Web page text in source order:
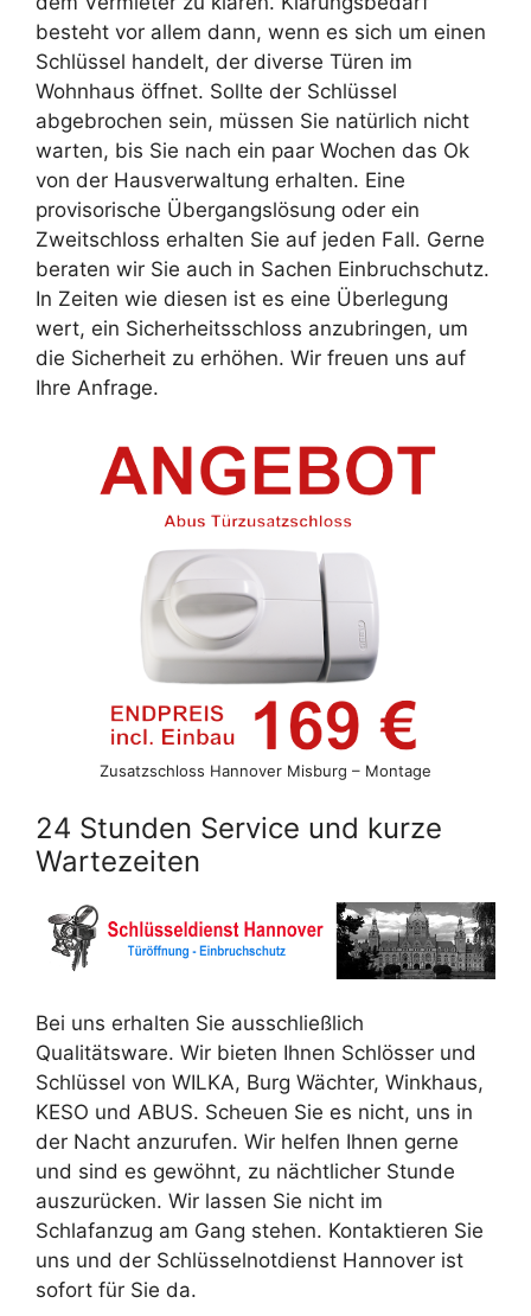
besteht vor allem dann, wenn es sich um einen
Schlüssel handelt, der diverse Türen im
Wohnhaus öffnet. Sollte der Schlüssel
abgebrochen sein, müssen Sie natürlich nicht
warten, bis Sie nach ein paar Wochen das Ok
von der Hausverwaltung erhalten. Eine
provisorische Übergangslösung oder ein
Zweitschloss erhalten Sie auf jeden Fall. Gerne
beraten wir Sie auch in Sachen Einbruchschutz.
In Zeiten wie diesen ist es eine Überlegung
wert, ein Sicherheitsschloss anzubringen, um
die Sicherheit zu erhöhen. Wir freuen uns auf
Ihre Anfrage.
Zusatzschloss Hannover Misburg – Montage
24 Stunden Service und kurze
Wartezeiten
Bei uns erhalten Sie ausschließlich
Qualitätsware. Wir bieten Ihnen Schlösser und
Schlüssel von WILKA, Burg Wächter, Winkhaus,
KESO und ABUS. Scheuen Sie es nicht, uns in
der Nacht anzurufen. Wir helfen Ihnen gerne
und sind es gewöhnt, zu nächtlicher Stunde
auszurücken. Wir lassen Sie nicht im
Schlafanzug am Gang stehen. Kontaktieren Sie
uns und der Schlüsselnotdienst Hannover ist
sofort für Sie da.